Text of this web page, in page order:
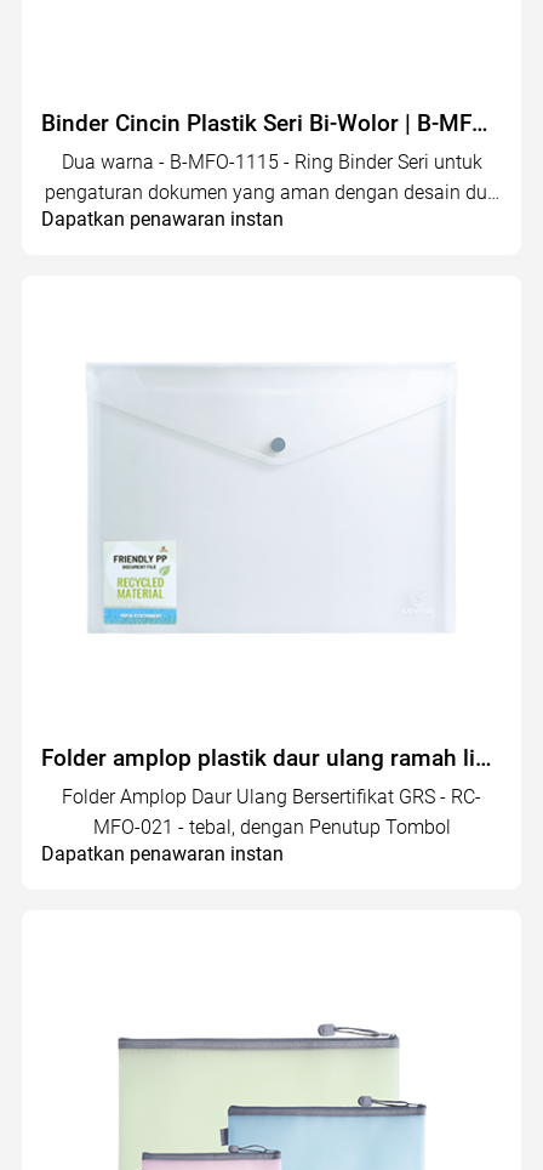
Binder Cincin Plastik Seri Bi-Wolor | B-MFO-1115
Dua warna - B-MFO-1115 - Ring Binder Seri untuk
pengaturan dokumen yang aman dengan desain dua
warna yang bergaya.
Dapatkan penawaran instan
Folder amplop plastik daur ulang ramah lingkungan | RC-MFO-021
Folder Amplop Daur Ulang Bersertifikat GRS - RC-
MFO-021 - tebal, dengan Penutup Tombol
Dapatkan penawaran instan